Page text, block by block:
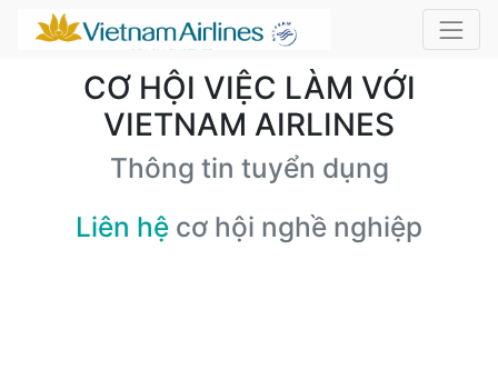
CƠ HỘI VIỆC LÀM VỚI
VIETNAM AIRLINES
Thông tin tuyển dụng
Liên hệ cơ hội nghề nghiệp